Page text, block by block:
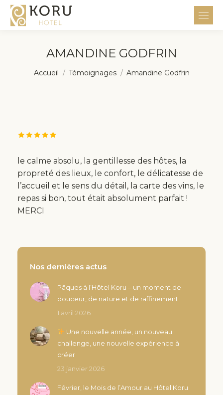
AMANDINE GODFRIN
Vous êtes ici :
Accueil Témoignages Amandine Godfrin
le calme absolu, la gentillesse des hôtes, la
propreté des lieux, le confort, le délicatesse de
l’accueil et le sens du détail, la carte des vins, le
repas si bon, tout était absolument parfait !
MERCI
Nos dernières actus
Pâques à l’Hôtel Koru – un moment de
douceur, de nature et de raffinement
1 avril 2026
Une nouvelle année, un nouveau
challenge, une nouvelle expérience à
créer
23 janvier 2026
Février, le Mois de l’Amour au Hôtel Koru